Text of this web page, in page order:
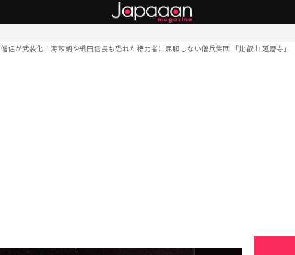
僧侶が武装化！源頼朝や織田信長も恐れた権力者に屈服しない僧兵集団 「比叡山 延暦寺」